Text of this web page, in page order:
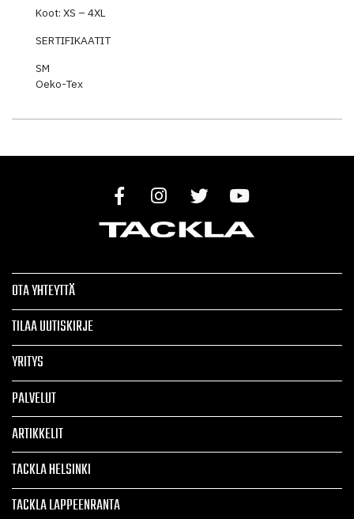
Koot: XS – 4XL
SERTIFIKAATIT
SM
Oeko-Tex
OTA YHTEYTTÄ
TILAA UUTISKIRJE
YRITYS
PALVELUT
ARTIKKELIT
TACKLA HELSINKI
TACKLA LAPPEENRANTA